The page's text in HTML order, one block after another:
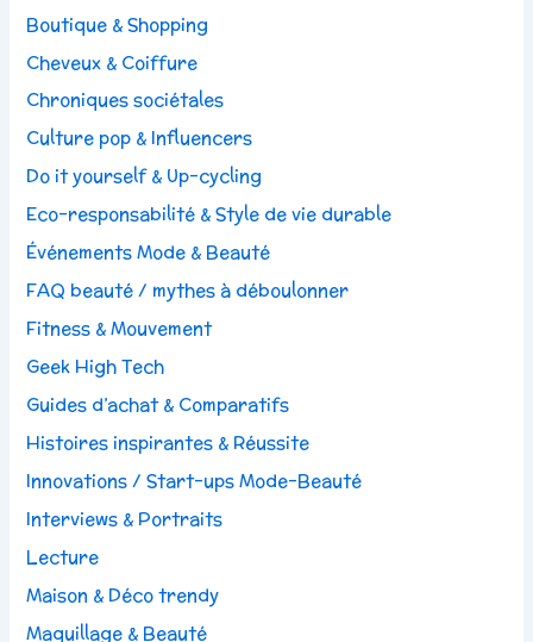
Boutique & Shopping
Cheveux & Coiffure
Chroniques sociétales
Culture pop & Influencers
Do it yourself & Up-cycling
Eco-responsabilité & Style de vie durable
Événements Mode & Beauté
FAQ beauté / mythes à déboulonner
Fitness & Mouvement
Geek High Tech
Guides d’achat & Comparatifs
Histoires inspirantes & Réussite
Innovations / Start-ups Mode-Beauté
Interviews & Portraits
Lecture
Maison & Déco trendy
Maquillage & Beauté